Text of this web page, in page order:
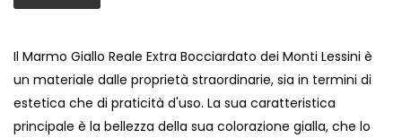
Il Marmo Giallo Reale Extra Bocciardato dei Monti Lessini è
un materiale dalle proprietà straordinarie, sia in termini di
estetica che di praticità d'uso. La sua caratteristica
principale è la bellezza della sua colorazione gialla, che lo